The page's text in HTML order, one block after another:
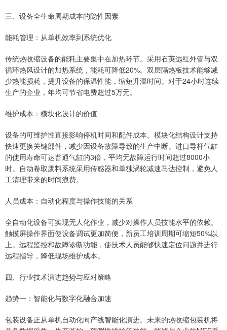
三、设备全生命周期成本的隐性因素
能耗管理：从单机效率到系统优化
传统热收缩设备的能耗主要集中在加热环节。采用石英远红外管与双
循环热风设计的加热系统，能耗可降低20%。双层隔热板技术能够减
少热能损耗，提升设备的保温性能，缩短升温时间。对于24小时连续
生产的企业，年均可节省电费超过5万元。
维护成本：模块化设计的价值
设备的可维护性直接影响停机时间和配件成本。模块化结构设计支持
快速更换关键部件，减少因设备故障导致的生产中断。进口导杆气缸
的使用寿命可达普通气缸的3倍，平均无故障运行时间超过8000小
时。自动卷取废料系统采用传感器和单独涡轮减速马达控制，避免人
工清理带来的时间浪费。
人员成本：自动化程度与操作技能的关系
全自动化设备可实现无人化作业，减少对操作人员技能水平的依赖。
触摸屏操作界面使设备调试更加简便，新员工培训周期可缩短50%以
上。远程监控和故障诊断功能，使技术人员能够快速定位问题并进行
远程指导，降低现场维护成本。
四、行业技术演进趋势与应对策略
趋势一：智能化与数字化融合加速
包装设备正从单机自动化向产线智能化演进。未来的热收缩包装机将